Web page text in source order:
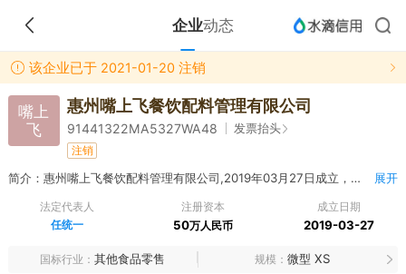
企业动态
该企业已于 2021-01-20 注销
嘴上
飞
惠州嘴上飞餐饮配料管理有限公司
91441322MA5327WA48 发票抬头
注销
简介：惠州嘴上飞餐饮配料管理有限公司,2019年03月27日成立，经营范围包括批发、零售：餐饮配料、食品、包装食品、预包装食品、散装食品、冻品、食品添加剂；餐饮策划及营销。（依法须经批准的项目，经相关部门批准后方可开展经营活动）〓 展开
法定代表人
任统一
注册资本
50万人民币
成立日期
2019-03-27
国标行业 其他食品零售 规模 微型 XS